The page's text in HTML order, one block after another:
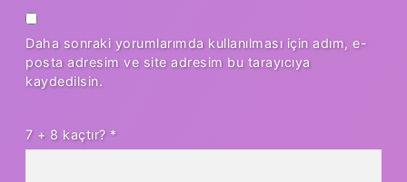
Daha sonraki yorumlarımda kullanılması için adım, e-
posta adresim ve site adresim bu tarayıcıya
kaydedilsin.
7 + 8 kaçtır? *